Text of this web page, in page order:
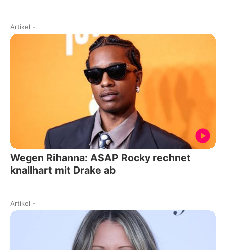
Artikel -
Wegen Rihanna: A$AP Rocky rechnet
knallhart mit Drake ab
Artikel -